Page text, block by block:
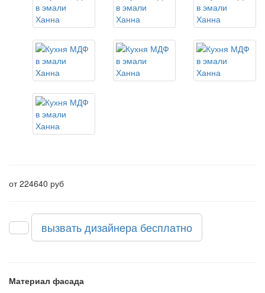
от 224640 руб
вызвать дизайнера бесплатно
Материал фасада